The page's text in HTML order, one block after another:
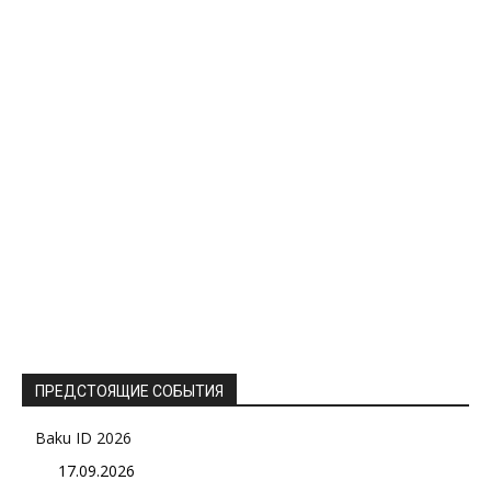
ПРЕДСТОЯЩИЕ СОБЫТИЯ
Baku ID 2026
17.09.2026